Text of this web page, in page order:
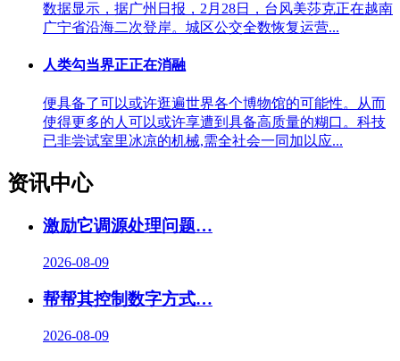
数据显示，据广州日报，2月28日，台风美莎克正在越南
广宁省沿海二次登岸。城区公交全数恢复运营...
人类勾当界正正在消融
便具备了可以或许逛遍世界各个博物馆的可能性。从而
使得更多的人可以或许享遭到具备高质量的糊口。科技
已非尝试室里冰凉的机械,需全社会一同加以应...
资讯中心
激励它调源处理问题…
2026-08-09
帮帮其控制数字方式…
2026-08-09